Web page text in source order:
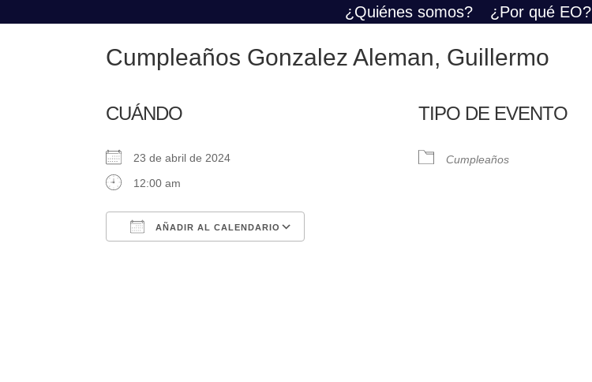
¿Quiénes somos? ¿Por qué EO?
Cumpleaños Gonzalez Aleman, Guillermo
CUÁNDO
23 de abril de 2024
12:00 am
AÑADIR AL CALENDARIO
TIPO DE EVENTO
Cumpleaños